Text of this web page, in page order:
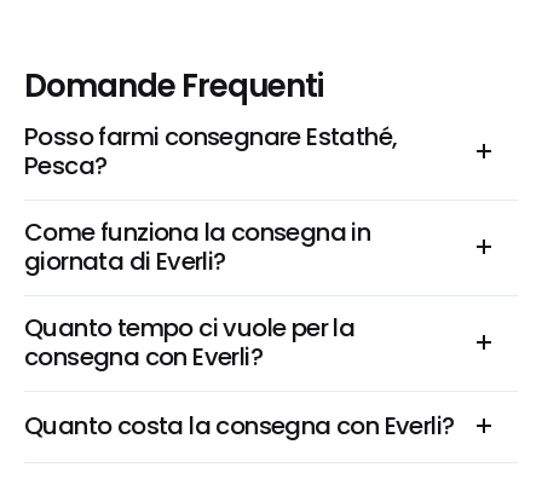
Domande Frequenti
Posso farmi consegnare Estathé,
Pesca?
Come funziona la consegna in
giornata di Everli?
Quanto tempo ci vuole per la
consegna con Everli?
Quanto costa la consegna con Everli?